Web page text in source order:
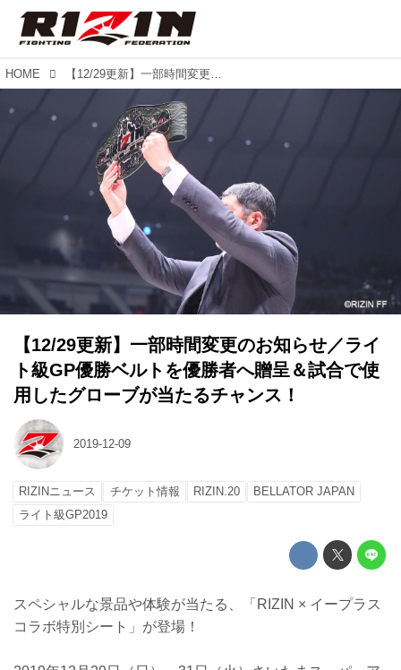
HOME 【12/29更新】一部時間変更のお知らせ／ライト級GP優勝ベルトを優勝者へ贈呈＆試合で使用したグローブが当たるチャンス！
【12/29更新】一部時間変更のお知らせ／ライ
ト級GP優勝ベルトを優勝者へ贈呈＆試合で使
用したグローブが当たるチャンス！
2019-12-09
RIZINニュース チケット情報 RIZIN.20
BELLATOR JAPAN
ライト級GP2019
スペシャルな景品や体験が当たる、「RIZIN × イープラス
コラボ特別シート」が登場！